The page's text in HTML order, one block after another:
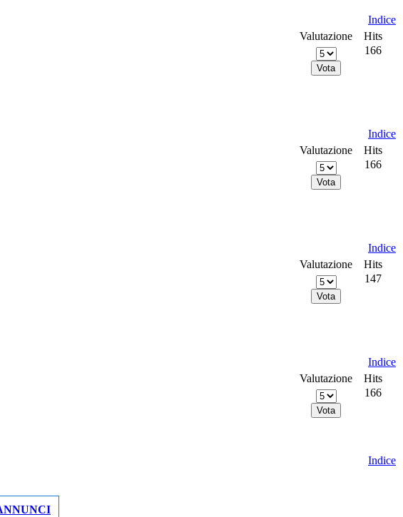
Indice
Valutazione
Hits
166
Indice
Valutazione
Hits
166
Indice
Valutazione
Hits
147
Indice
Valutazione
Hits
166
Indice